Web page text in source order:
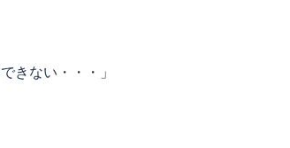
きない・・・」